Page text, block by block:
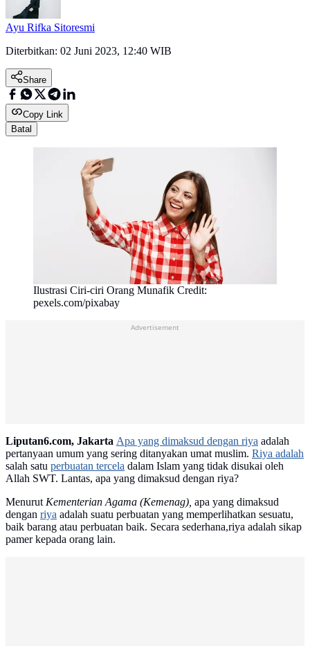
Ayu Rifka Sitoresmi
Diterbitkan: 02 Juni 2023, 12:40 WIB
Share
Copy Link
Batal
Ilustrasi Ciri-ciri Orang Munafik Credit:
pexels.com/pixabay
Advertisement
Liputan6.com, Jakarta Apa yang dimaksud dengan riya adalah
pertanyaan umum yang sering ditanyakan umat muslim. Riya adalah
salah satu perbuatan tercela dalam Islam yang tidak disukai oleh
Allah SWT. Lantas, apa yang dimaksud dengan riya?
MenurutKementerian Agama (Kemenag), apa yang dimaksud
dengan riya adalah suatu perbuatan yang memperlihatkan sesuatu,
baik barang atau perbuatan baik. Secara sederhana,riya adalah sikap
pamer kepada orang lain.